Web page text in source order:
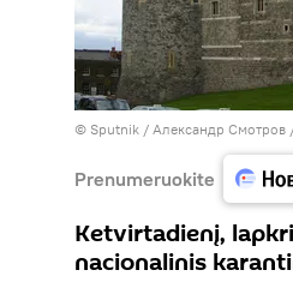
© Sputnik / Александр Смотров
Prenumeruokite
Ketvirtadienį,
nacionalinis